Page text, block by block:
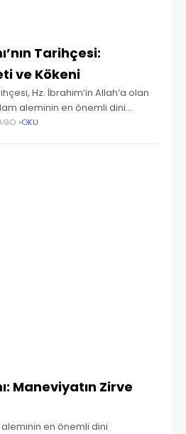
Tarihçesi:
ve Kökeni
Hz. İbrahim’in Allah’a olan
aleminin en önemli dini
Kurban Bayramı, her yıl Hac
OKU
Maneviyatın Zirve
aleminin en önemli dini